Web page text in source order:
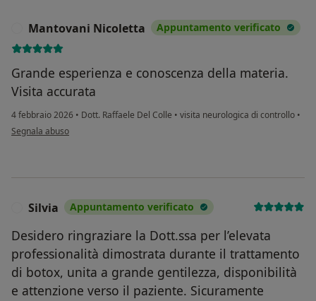
Mantovani Nicoletta Appuntamento verificato
Grande esperienza e conoscenza della materia.
Visita accurata
4 febbraio 2026 • Dott. Raffaele Del Colle • visita neurologica di controllo •
secondo l'opinione dell'utente Mantovani Nicoletta
Segnala abuso
Silvia Appuntamento verificato
Desidero ringraziare la Dott.ssa per l’elevata
professionalità dimostrata durante il trattamento
di botox, unita a grande gentilezza, disponibilità
e attenzione verso il paziente. Sicuramente